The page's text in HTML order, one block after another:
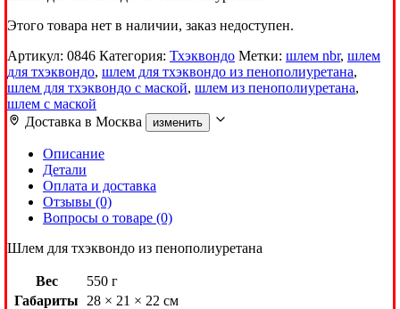
Этого товара нет в наличии, заказ недоступен.
Артикул: 0846 Категория: Тхэквондо Метки: шлем nbr, шлем
для тхэквондо, шлем для тхэквондо из пенополиуретана,
шлем для тхэквондо с маской, шлем из пенополиуретана,
шлем с маской
Доставка в Москва изменить
Описание
Детали
Оплата и доставка
Отзывы (0)
Вопросы о товаре (0)
Шлем для тхэквондо из пенополиуретана
Вес
550 г
Габариты
28 × 21 × 22 см